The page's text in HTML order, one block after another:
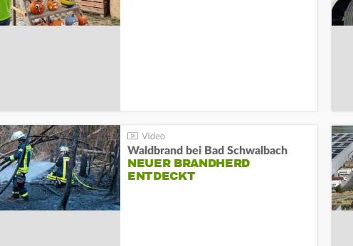
Waldbrand bei Bad Schwalbach
NEUER BRANDHERD
ENTDECKT